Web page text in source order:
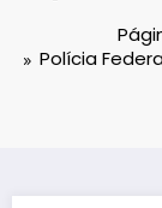
Polícia